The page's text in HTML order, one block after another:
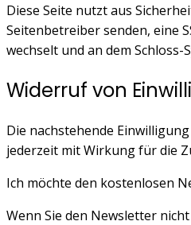
Diese Seite nutzt aus
Seitenbetreiber senden, eine
wechselt und an dem
Widerruf von
Die nachstehende
jederzeit mit Wirkung für die
Ich möchte den kostenlosen
Wenn Sie den Newsletter